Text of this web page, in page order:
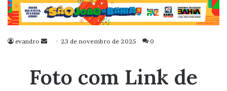
evandro
Mande
mail
23 de novembro de 2025 0
Foto com Link de